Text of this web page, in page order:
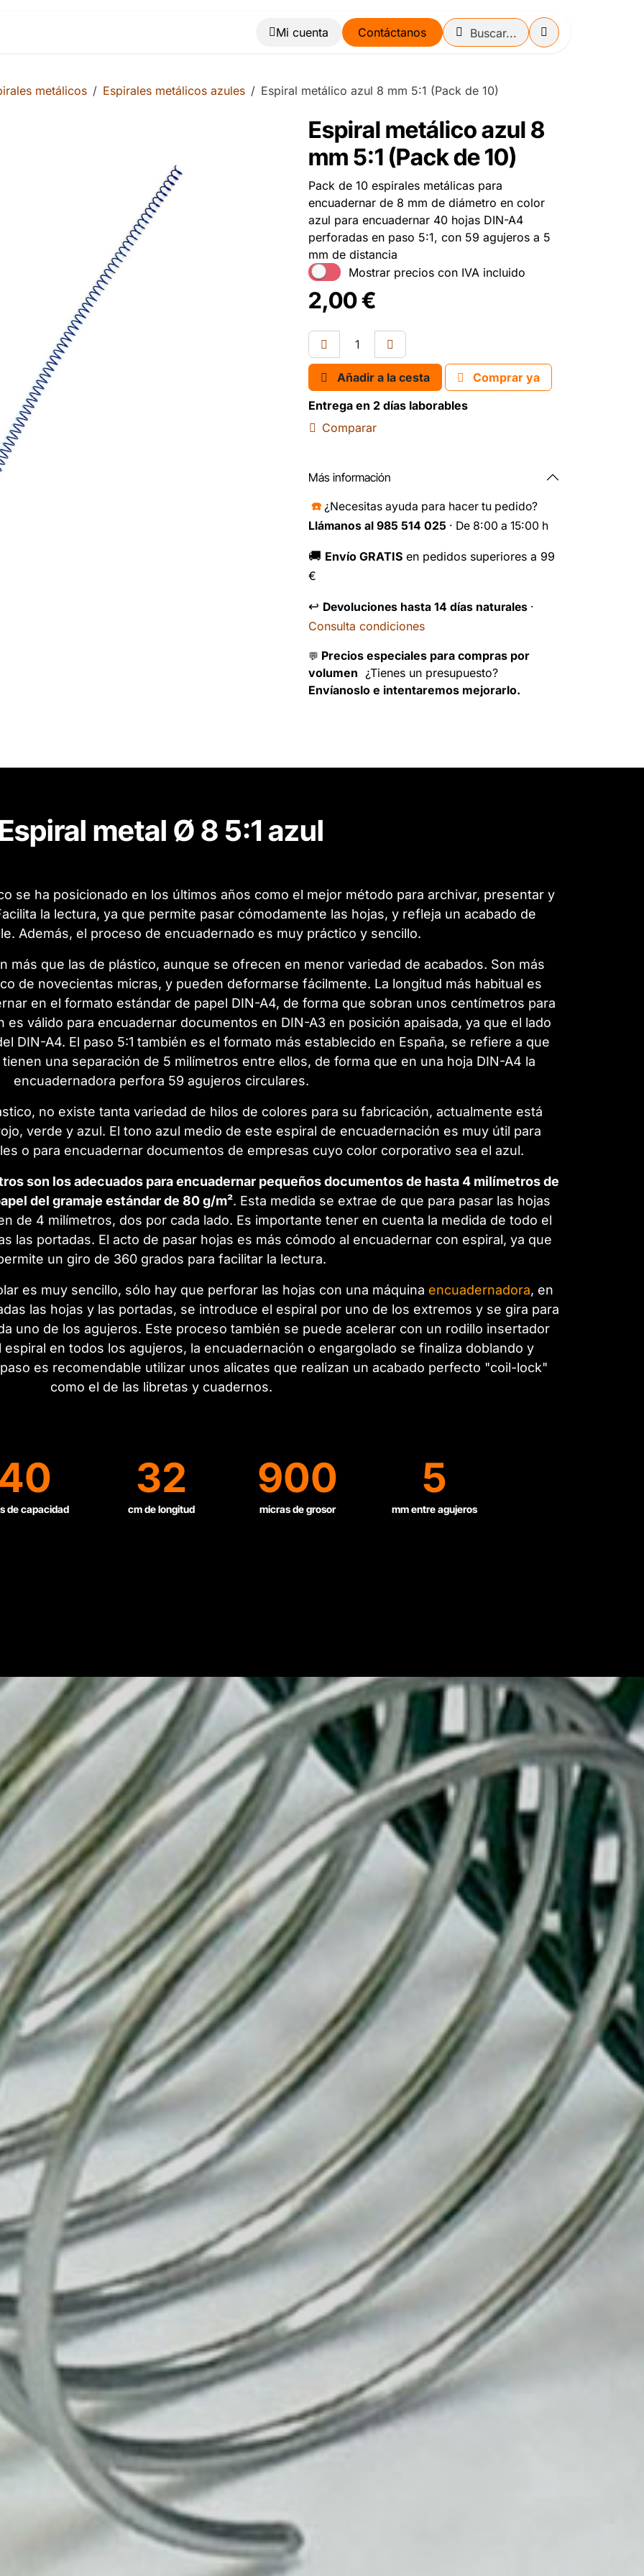
Blog Contáctanos
metálicos Espirales metálicos azules Espiral metálico azul 8 mm 5:1 (Pack de 10)
Espiral metálico azul 8
mm 5:1 (Pack de 10)
Pack de 10 espirales metálicas para
encuadernar de 8 mm de diámetro en color
azul para encuadernar 40 hojas DIN-A4
perforadas en paso 5:1, con 59 agujeros a 5
mm de distancia
Mostrar precios con IVA incluido
2,00€
Añadir a la cesta
Comprar ya
Entrega en 2 días laborables
Comparar
Más información
☎️ ¿Necesitas ayuda para hacer tu pedido?
Llámanos al 985 514 025 · De 8:00 a 15:00 h
🚚 Envío GRATIS en pedidos superiores a 99
€
↩️ Devoluciones hasta 14 días naturales ·
Consulta condiciones
💬 Precios especiales para compras por
volumen ¿Tienes un presupuesto?
Envíanoslo e intentaremos mejorarlo.
metal Ø 8 5:1 azul
se ha posicionado en los últimos años como el mejor método para archivar, presentar y
la lectura, ya que permite pasar cómodamente las hojas, y refleja un acabado de
Además, el proceso de encuadernado es muy práctico y sencillo.
más que las de plástico, aunque se ofrecen en menor variedad de acabados. Son más
de novecientas micras, y pueden deformarse fácilmente. La longitud más habitual es
en el formato estándar de papel DIN-A4, de forma que sobran unos centímetros para
válido para encuadernar documentos en DIN-A3 en posición apaisada, ya que el lado
DIN-A4. El paso 5:1 también es el formato más establecido en España, se refiere a que
una separación de 5 milímetros entre ellos, de forma que en una hoja DIN-A4 la
encuadernadora perfora 59 agujeros circulares.
no existe tanta variedad de hilos de colores para su fabricación, actualmente está
verde y azul. El tono azul medio de este espiral de encuadernación es muy útil para
o para encuadernar documentos de empresas cuyo color corporativo sea el azul.
son los adecuados para encuadernar pequeños documentos de hasta 4 milímetros de
del gramaje estándar de 80 g/m². Esta medida se extrae de que para pasar las hojas
de 4 milímetros, dos por cada lado. Es importante tener en cuenta la medida de todo el
las portadas. El acto de pasar hojas es más cómodo al encuadernar con espiral, ya que
un giro de 360 grados para facilitar la lectura.
es muy sencillo, sólo hay que perforar las hojas con una máquina encuadernadora, en
las hojas y las portadas, se introduce el espiral por uno de los extremos y se gira para
uno de los agujeros. Este proceso también se puede acelerar con un rodillo insertador
en todos los agujeros, la encuadernación o engargolado se finaliza doblando y
es recomendable utilizar unos alicates que realizan un acabado perfecto "coil-lock"
como el de las libretas y cuadernos.
de capacidad
32
cm de longitud
900
micras de grosor
5
mm entre agujeros